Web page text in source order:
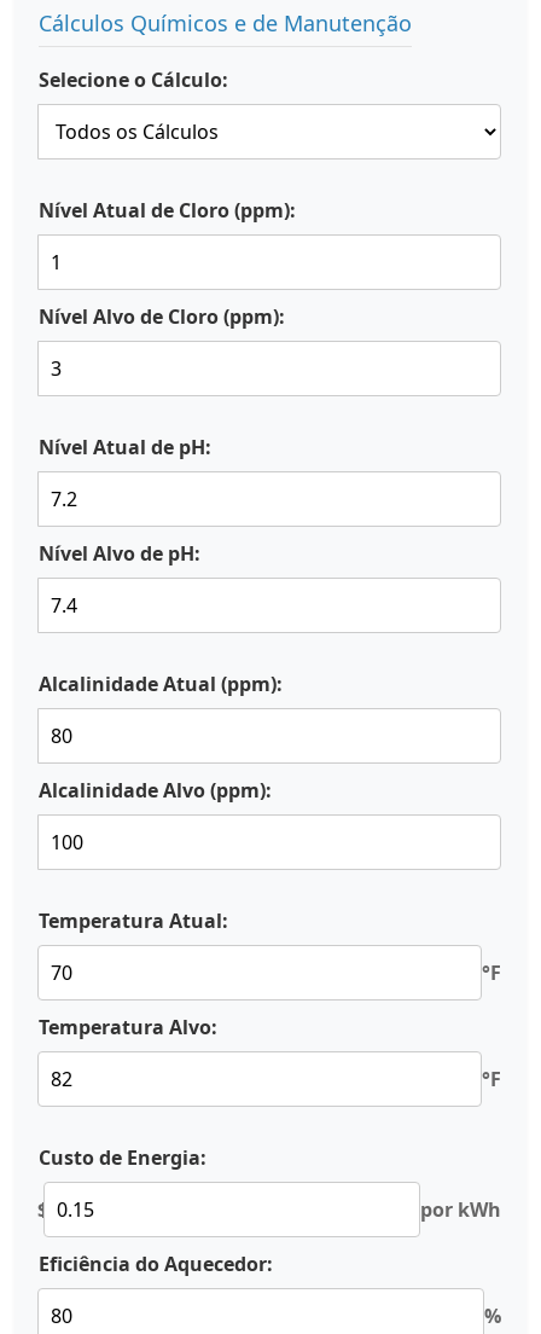
Cálculos Químicos e de Manutenção
Selecione o Cálculo:
Nível Atual de Cloro (ppm):
Nível Alvo de Cloro (ppm):
Nível Atual de pH:
Nível Alvo de pH:
Alcalinidade Atual (ppm):
Alcalinidade Alvo (ppm):
Temperatura Atual:
°F
Temperatura Alvo:
°F
Custo de Energia:
$
por kWh
Eficiência do Aquecedor:
%